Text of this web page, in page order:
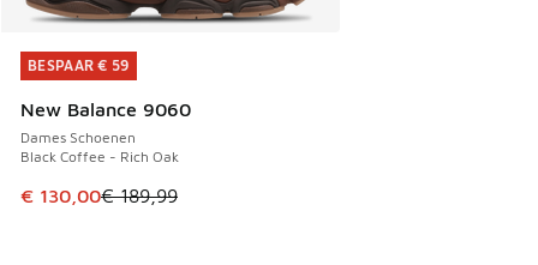
BESPAAR € 59
New Balance 9060
Dames Schoenen
Black Coffee - Rich Oak
Dit artikel is in de uitverkoop. Dit artikel is in de
€ 130,00€ 189,99
BESPAAR € 59